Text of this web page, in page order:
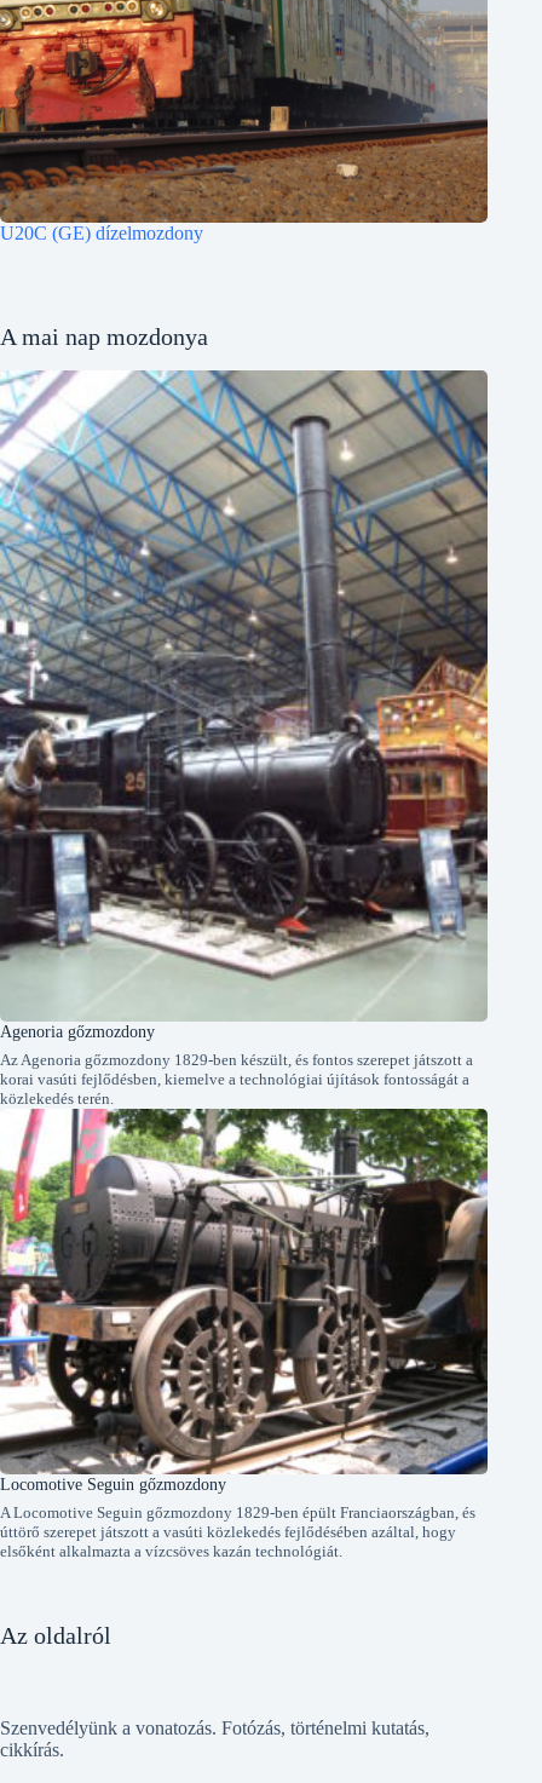
U20C (GE) dízelmozdony
A mai nap mozdonya
Agenoria gőzmozdony
Az Agenoria gőzmozdony 1829-ben készült, és fontos szerepet játszott a
korai vasúti fejlődésben, kiemelve a technológiai újítások fontosságát a
közlekedés terén.
Locomotive Seguin gőzmozdony
A Locomotive Seguin gőzmozdony 1829-ben épült Franciaországban, és
úttörő szerepet játszott a vasúti közlekedés fejlődésében azáltal, hogy
elsőként alkalmazta a vízcsöves kazán technológiát.
Az oldalról
Szenvedélyünk a vonatozás. Fotózás, történelmi kutatás,
cikkírás.